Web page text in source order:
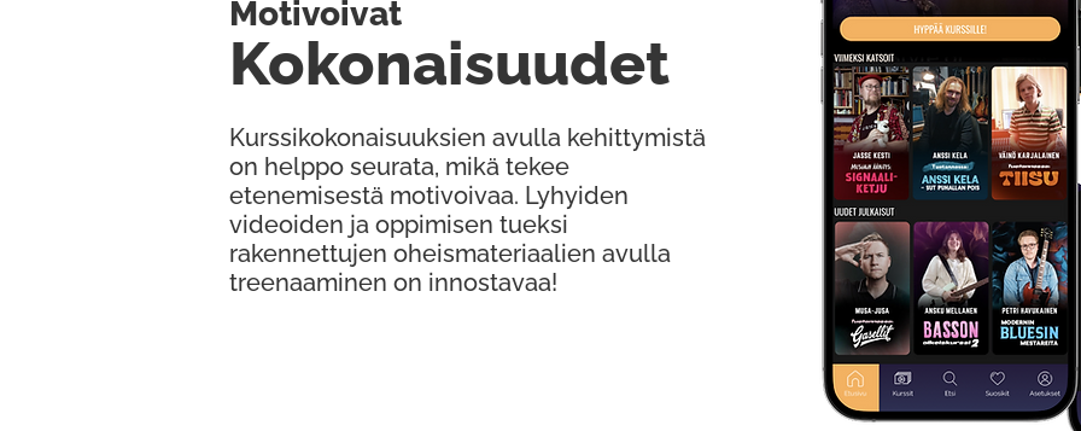
Kurssikokonaisuuksien avulla kehittymistä
on helppo seurata, mikä tekee
etenemisestä motivoivaa. Lyhyiden
videoiden ja oppimisen tueksi
rakennettujen oheismateriaalien avulla
treenaaminen on innostavaa!
Kokonaisuudet
Motivoivat